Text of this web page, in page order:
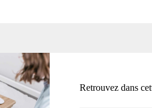
Retrouvez dans